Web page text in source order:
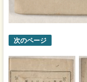
次のページ